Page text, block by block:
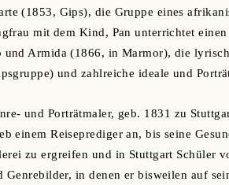
(1853, Gips), die Gruppe eines
mit dem Kind, Pan unterrichtet
Armida (1866, in Marmor), die
und zahlreiche ideale und
und Porträtmaler, geb. 1831 zu
einem Reiseprediger an, bis seine
zu ergreifen und in Stuttgart Schüler
Genrebilder, in denen er bisweilen auf